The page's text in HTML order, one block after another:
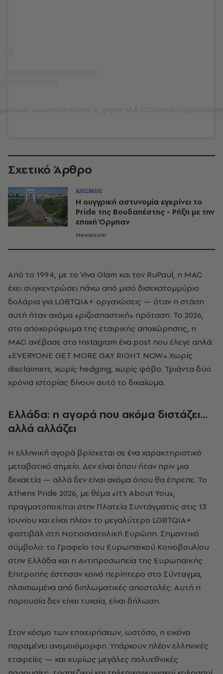
Σχετικό Άρθρο
ΚΟΣΜΟΣ
Η ουγγρική αστυνομία εγκρίνει το
Pride της Βουδαπέστης - Ρήξη με την
εποχή Όρμπαν
Newsroom
Από το 1994, με το Viva Glam και τον RuPaul, η MAC
έχει συγκεντρώσει πάνω από μισό δισεκατομμύριο
δολάρια για LGBTQIA+ οργανώσεις — όταν η στάση
αυτή ήταν ακόμα «ριζοσπαστική» πρόταση. Το 2026,
στο αποκορύφωμα της εταιρικής αποχώρησης, η
MAC ανέβασε στο Instagram ένα post που έλεγε απλά:
«EVERYONE GET MORE GAY RIGHT NOW.» Χωρίς
disclaimers, χωρίς hedging, χωρίς φόβο. Τριάντα δύο
χρόνια ιστορίας δίνουν αυτό το δικαίωμα.
Ελλάδα: η αγορά που ακόμα διστάζει…
αλλά αλλάζει
Η ελληνική αγορά βρίσκεται σε ένα χαρακτηριστικό
μεταβατικό σημείο. Δεν είναι όπου ήταν πριν μια
δεκαετία — αλλά δεν είναι ακόμα όπου θα έπρεπε. Το
Athens Pride 2026, με θέμα «It's About You»,
πραγματοποιείται στην Πλατεία Συντάγματος στις 13
Ιουνίου και είναι πλέον το μεγαλύτερο LGBTQIA+
φεστιβάλ στη Νοτιοανατολική Ευρώπη. Σημαντικό
σύμβολο: το Γραφείο του Ευρωπαϊκού Κοινοβουλίου
στην Ελλάδα και η Αντιπροσωπεία της Ευρωπαϊκής
Επιτροπής έστησαν κοινό περίπτερο στο Σύνταγμα,
πλαισιωμένα από διπλωματικές αποστολές. Αυτή η
παρουσία δεν είναι τυχαία, είναι δήλωση.
Στον κόσμο των επιχειρήσεων, ωστόσο, η εικόνα
παραμένει ανομοιόμορφη. Υπάρχουν πλέον ελληνικές
εταιρείες — και κυρίως μεγάλες πολυεθνικές